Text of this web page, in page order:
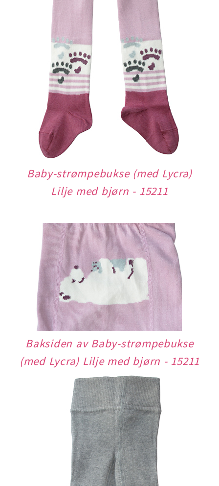
Baby-strømpebukse (med Lycra)
Lilje med bjørn - 15211
Baksiden av Baby-strømpebukse
(med Lycra) Lilje med bjørn - 15211